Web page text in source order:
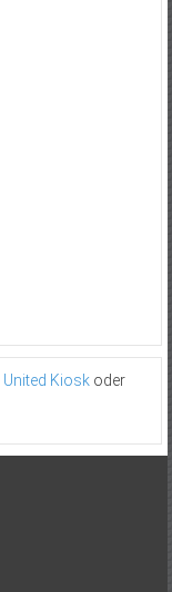
United Kioskoder